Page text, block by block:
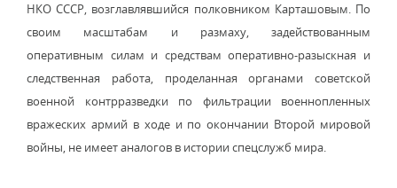
НКО СССР, возглавлявшийся полковником Карташовым. По
своим масштабам и размаху, задействованным
оперативным силам и средствам оперативно-разыскная и
следственная работа, проделанная органами советской
военной контрразведки по фильтрации военнопленных
вражеских армий в ходе и по окончании Второй мировой
войны, не имеет аналогов в истории спецслужб мира.